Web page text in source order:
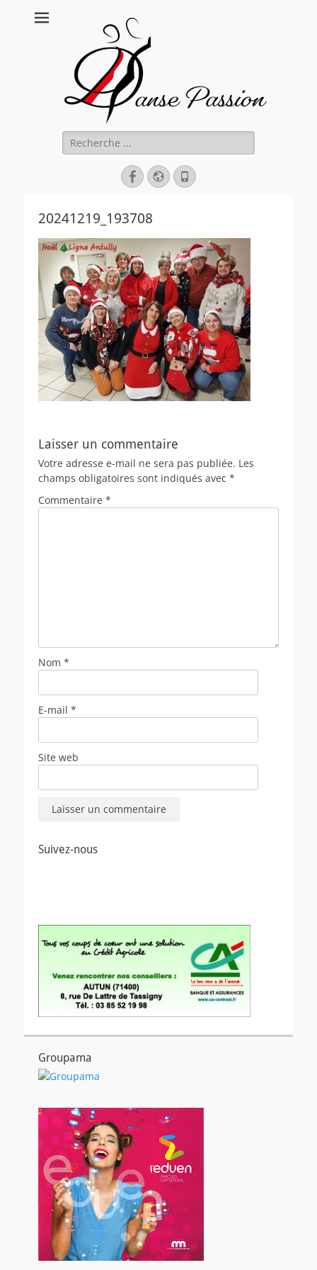
Rechercher :
Facebook
Site
web
Tél
20241219_193708
Laisser un commentaire
Votre adresse e-mail ne sera pas publiée. Les
champs obligatoires sont indiqués avec *
Commentaire *
Nom *
E-mail *
Site web
Suivez-nous
Groupama